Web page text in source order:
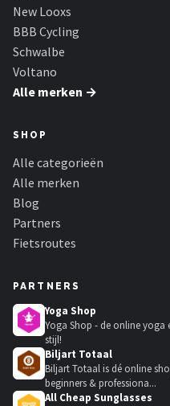
New Looxs
BBB Cycling
Schwalbe
Voltano
Alle merken →
SHOP
Alle categorieën
Alle merken
Blog
Partners
Fietsroutes
PARTNERS
Yoga Shop
Yoga Shop - de online yoga
stijl!
Biljart Totaal
Biljart Totaal is dé online
beginners & professiona...
All Cheap Sunglasses